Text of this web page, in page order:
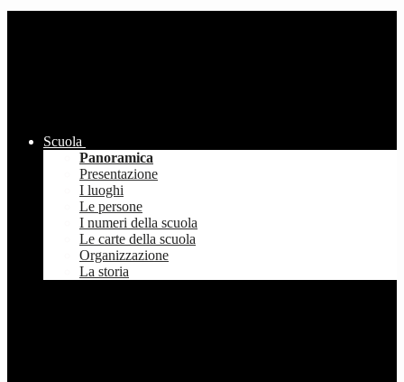
Scuola
Panoramica
Presentazione
I luoghi
Le persone
I numeri della scuola
Le carte della scuola
Organizzazione
La storia